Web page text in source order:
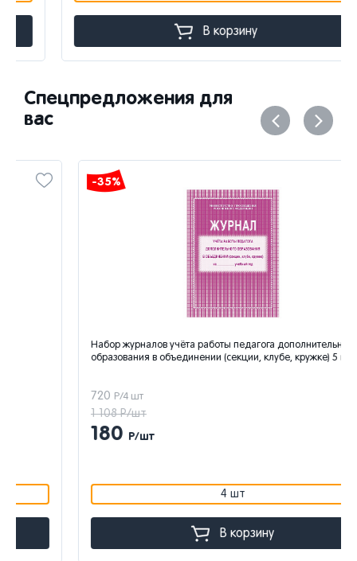
В корзину
Спецпредложения для
вас
-35%
Набор журналов учёта работы педагога дополнительного
образования в объединении (секции, клубе, кружке) 5 шт.
1 108 Р/шт
Р/шт
В корзину